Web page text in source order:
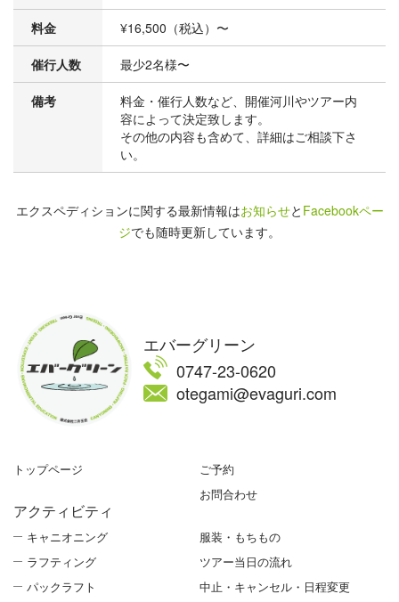
料金 ¥16,500（税込）〜
催行人数 最少2名様〜
備考
料金・催行人数など、開催河川やツアー内
容によって決定致します。
その他の内容も含めて、詳細はご相談下さ
い。
エクスペディションに関する最新情報はお知らせと Facebookペー
ジでも随時更新しています。
エバーグリーン
0747-23-0620
otegami@evaguri.com
トップページ
アクティビティ
キャニオニング
ラフティング
パックラフト
ご予約
お問合わせ
服装・もちもの
ツアー当日の流れ
中止・キャンセル・日程変更